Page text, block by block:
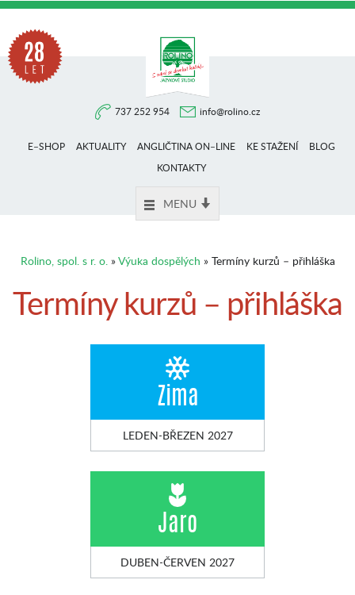
737 252 954 info@rolino.cz
E–SHOP AKTUALITY ANGLIČTINA ON–LINE KE STAŽENÍ
BLOG
KONTAKTY
MENU
Rolino, spol. s r. o.»Výuka dospělých » Termíny kurzů – přihláška
Termíny kurzů – přihláška
Zima
LEDEN-BŘEZEN 2027
Jaro
DUBEN-ČERVEN 2027